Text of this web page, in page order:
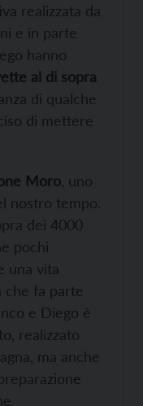
realizzata da
e in parte
hanno
al di sopra
di qualche
di mettere
Moro , uno
nostro tempo.
dei 4000
pochi
una vita
che fa parte
e Diego è
realizzato
ma anche